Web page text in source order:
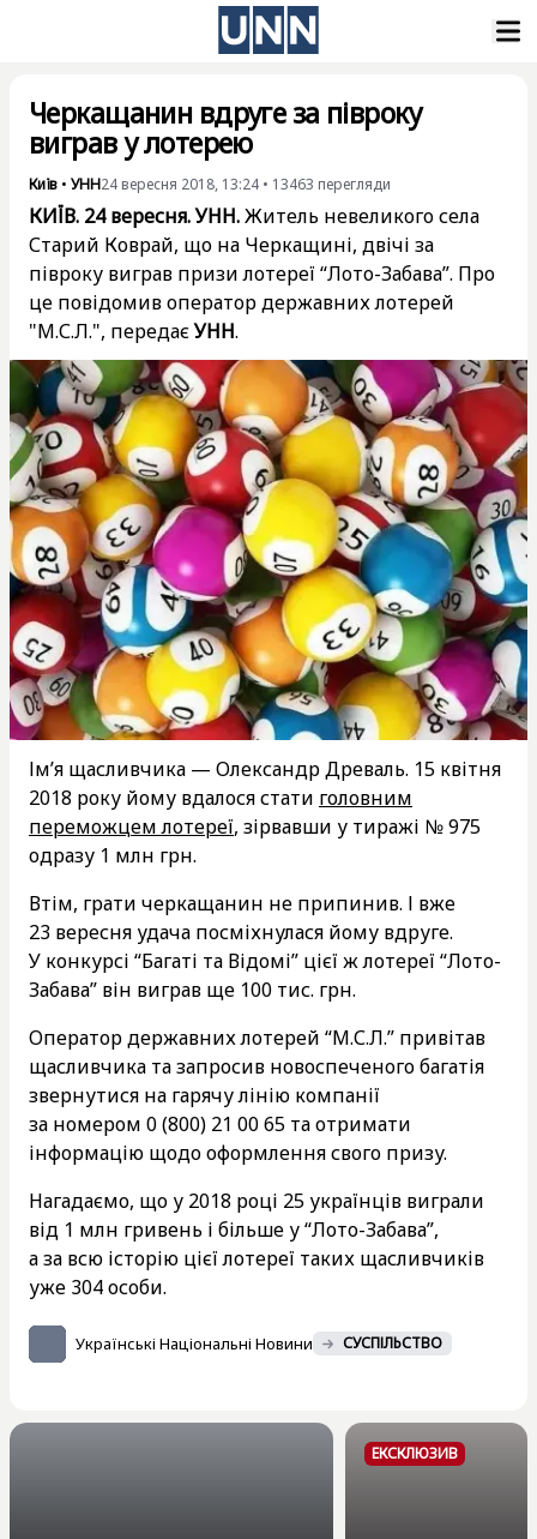
Черкащанин вдруге за півроку
виграв у лотерею
Київ • УНН24 вересня 2018, 13:24 • 13463 перегляди
КИЇВ. 24 вересня. УНН.Житель невеликого села
Старий Коврай, що на Черкащині, двічі за
півроку виграв призи лотереї “Лото-Забава”. Про
це повідомив оператор державних лотерей
"М.С.Л.", передаєУНН.
Ім’я щасливчика — Олександр Древаль. 15 квітня
2018 року йому вдалося стати головним
переможцем лотереї, зірвавши у тиражі № 975
одразу 1 млн грн.
Втім, грати черкащанин не припинив. І вже
23 вересня удача посміхнулася йому вдруге.
У конкурсі “Багаті та Відомі” цієї ж лотереї “Лото-
Забава” він виграв ще 100 тис. грн.
Оператор державних лотерей “М.С.Л.” привітав
щасливчика та запросив новоспеченого багатія
звернутися на гарячу лінію компанії
за номером 0 (800) 21 00 65 та отримати
інформацію щодо оформлення свого призу.
Нагадаємо, що у 2018 році 25 українців виграли
від 1 млн гривень і більше у “Лото-Забава”,
а за всю історію цієї лотереї таких щасливчиків
уже 304 особи.
Українські Національні Новини СУСПІЛЬСТВО
ЕКСКЛЮЗИВ